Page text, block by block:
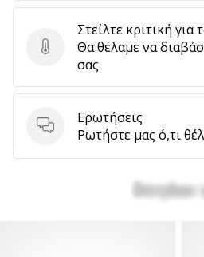
Στείλτε κριτική για το
Στείλτε κριτική για
Θα θέλαμε να
σας
Ερωτήσεις
Ερωτήσεις
Ρωτήστε μας ό,τι